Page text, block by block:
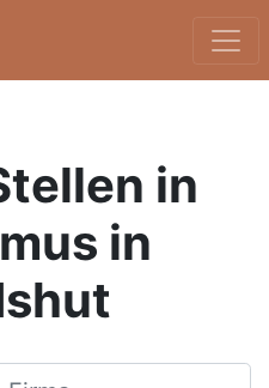
in
in